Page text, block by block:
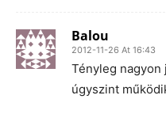
Balou
2012-11-26 At 16:43
Tényleg nagyon
úgyszint